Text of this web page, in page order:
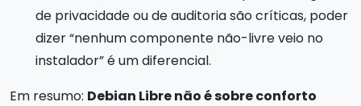
de privacidade ou de auditoria são críticas, poder
dizer “nenhum componente não-livre veio no
instalador” é um diferencial.
Em resumo: Debian Libre não é sobre conforto